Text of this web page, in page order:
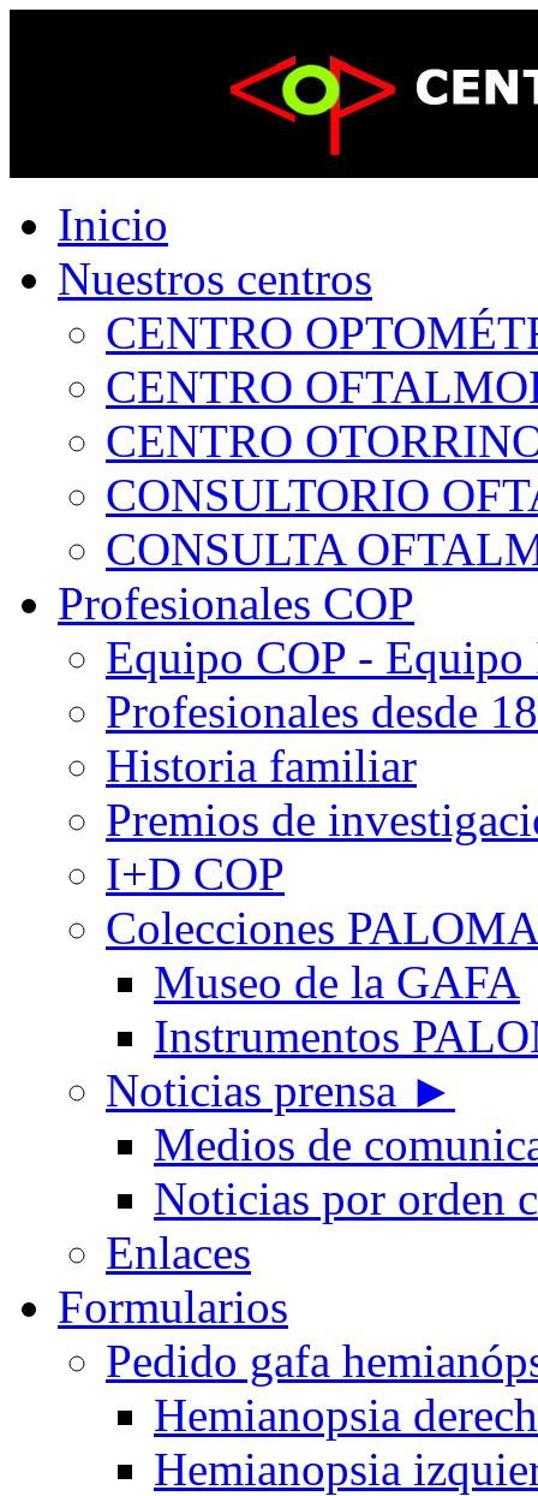
Inicio
Nuestros centros
CENTRO
CENTRO
CENTRO
CONSULTORIO
CONSULTA
Profesionales COP
Equipo COP -
Profesionales desde
Historia familiar
Premios de
I+D COP
Colecciones
Museo de la GAFA
Instrumentos
Noticias prensa ►
Medios de
Noticias por orden
Enlaces
Formularios
Pedido gafa
Hemianopsia
Hemianopsia